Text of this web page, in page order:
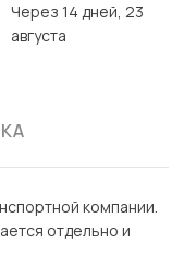
Через 14 дней, 23
августа
компании.
отдельно и